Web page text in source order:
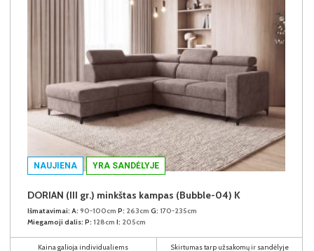
NAUJIENA YRA SANDĖLYJE
DORIAN (III gr.) minkštas kampas (Bubble-04) K
Išmatavimai: A: 90-100cm P: 263cm G: 170-235cm
Miegamoji dalis: P: 128cm I: 205cm
Kaina galioja individualiems
Skirtumas tarp užsakomų ir sandėlyje